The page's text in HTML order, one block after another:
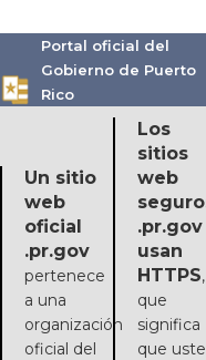
Portal oficial del
Gobierno de Puerto
Rico
Un sitio
web
oficial
.pr.gov
pertenece
a una
organización
oficial del
Los
sitios
web
.pr.gov
usan
HTTPS
que
significa
que